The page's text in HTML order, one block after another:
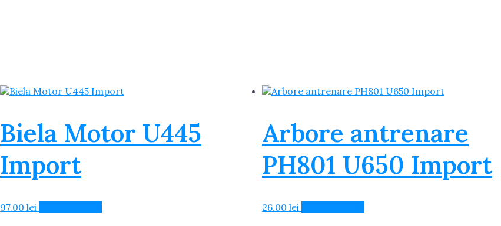
Biela Motor U445
Import
97.00 lei
Arbore antrenare
PH801 U650 Import
26.00 lei